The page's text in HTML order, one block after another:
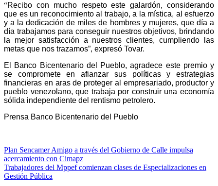
“Recibo con mucho respeto este galardón, considerando
que es un reconocimiento al trabajo, a la mística, al esfuerzo
y a la dedicación de miles de hombres y mujeres, que día a
día trabajamos para conseguir nuestros objetivos, brindando
la mejor satisfacción a nuestros clientes, cumpliendo las
metas que nos trazamos”, expresó Tovar.
El Banco Bicentenario del Pueblo, agradece este premio y
se compromete en afianzar sus políticas y estrategias
financieras en aras de proteger al empresariado, productor y
pueblo venezolano, que trabaja por construir una economía
sólida independiente del rentismo petrolero.
Prensa Banco Bicentenario del Pueblo
Plan Sencamer Amigo a través del Gobierno de Calle impulsa
acercamiento con Cimapz
Trabajadores del Mppef comienzan clases de Especializaciones en
Gestión Pública